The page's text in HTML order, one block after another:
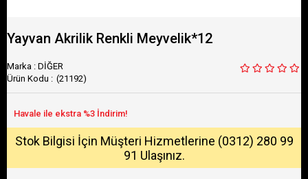
Yayvan Akrilik Renkli Meyvelik*12
Marka : DİĞER
(21192)
Stok Bilgisi İçin Müşteri Hizmetlerine (0312) 280 99
91 Ulaşınız.